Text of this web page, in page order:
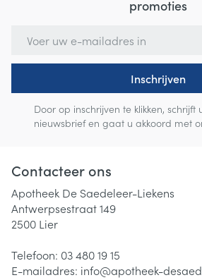
promoties
Inschrijven
Door op inschrijven te klikken, schrijft
nieuwsbrief en gaat u akkoord met
Contacteer ons
Apotheek De Saedeleer-Liekens
Antwerpsestraat 149
2500 Lier
Telefoon: 03 480 19 15
E-mailadres: info@apotheek-